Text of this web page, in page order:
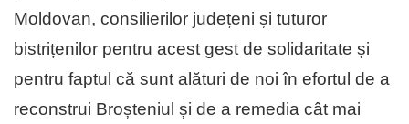
Moldovan, consilierilor județeni și tuturor
bistrițenilor pentru acest gest de solidaritate și
pentru faptul că sunt alături de noi în efortul de a
reconstrui Broșteniul și de a remedia cât mai